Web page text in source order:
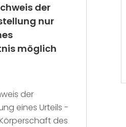
der
nur
möglich
der
eines Urteils -
des